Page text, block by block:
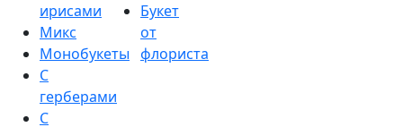
ирисами
Микс
Монобукеты
С
герберами
С
Букет
от
флориста